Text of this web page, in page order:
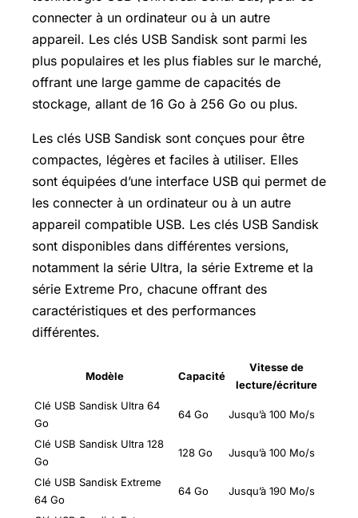
connecter à un ordinateur ou à un autre
appareil. Les clés USB Sandisk sont parmi les
plus populaires et les plus fiables sur le marché,
offrant une large gamme de capacités de
stockage, allant de 16 Go à 256 Go ou plus.
Les clés USB Sandisk sont conçues pour être
compactes, légères et faciles à utiliser. Elles
sont équipées d’une interface USB qui permet de
les connecter à un ordinateur ou à un autre
appareil compatible USB. Les clés USB Sandisk
sont disponibles dans différentes versions,
notamment la série Ultra, la série Extreme et la
série Extreme Pro, chacune offrant des
caractéristiques et des performances
différentes.
Modèle Capacité
Vitesse de
lecture/écriture
Clé USB Sandisk Ultra 64
Go
64 Go Jusqu’à 100 Mo/s
Clé USB Sandisk Ultra 128
Go
128 Go Jusqu’à 100 Mo/s
Clé USB Sandisk Extreme
64 Go
64 Go Jusqu’à 190 Mo/s